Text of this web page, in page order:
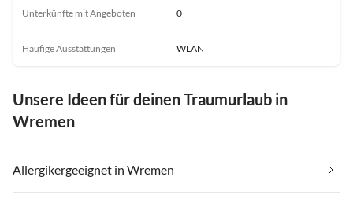
Unterkünfte mit Angeboten 0
Häufige Ausstattungen WLAN
Unsere Ideen für deinen Traumurlaub in
Wremen
Allergikergeeignet in Wremen